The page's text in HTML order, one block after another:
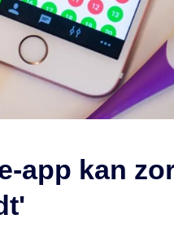
app kan